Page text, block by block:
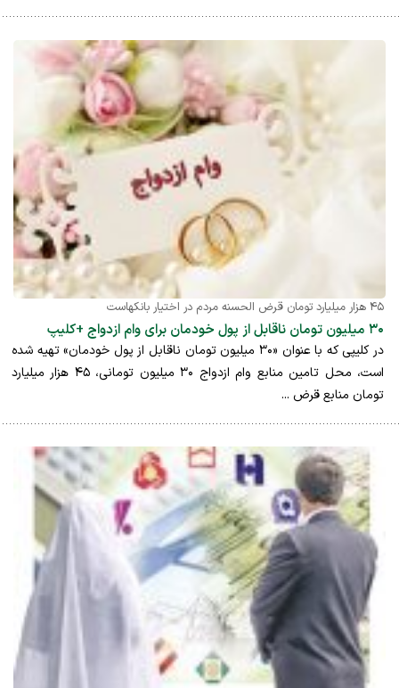
۴۵ هزار میلیارد تومان قرض الحسنه مردم در اختیار بانکهاست
۳۰ میلیون تومان ناقابل از پول خودمان برای وام ازدواج +کلیپ
در کلیپی که با عنوان «۳۰ میلیون تومان ناقابل از پول خودمان» تهیه شده
است، محل تامین منابع وام ازدواج ۳۰ میلیون تومانی، ۴۵ هزار میلیارد
تومان منابع قرض ...